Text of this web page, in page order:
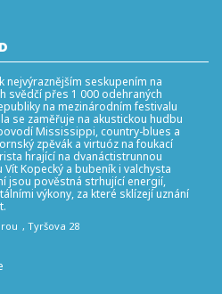
nejvýraznějším seskupením na
svědčí přes 1 000 odehraných
na mezinárodním festivalu
se zaměřuje na akustickou hudbu
Mississippi, country-blues a
zpěvák a virtuóz na foukací
hrající na dvanáctistrunnou
Kopecký a bubeník i valchysta
jsou pověstná strhující energií,
výkony, za které sklízejí uznání
, Tyršova 28